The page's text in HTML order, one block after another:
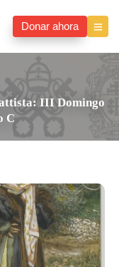
Donar ahora
III Domingo
C